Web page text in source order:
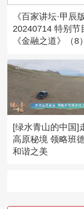
《百家讲坛·甲辰
20240714 特别节
《金融之道》（8
[绿水青山的中国]
高原秘境 领略班
和谐之美